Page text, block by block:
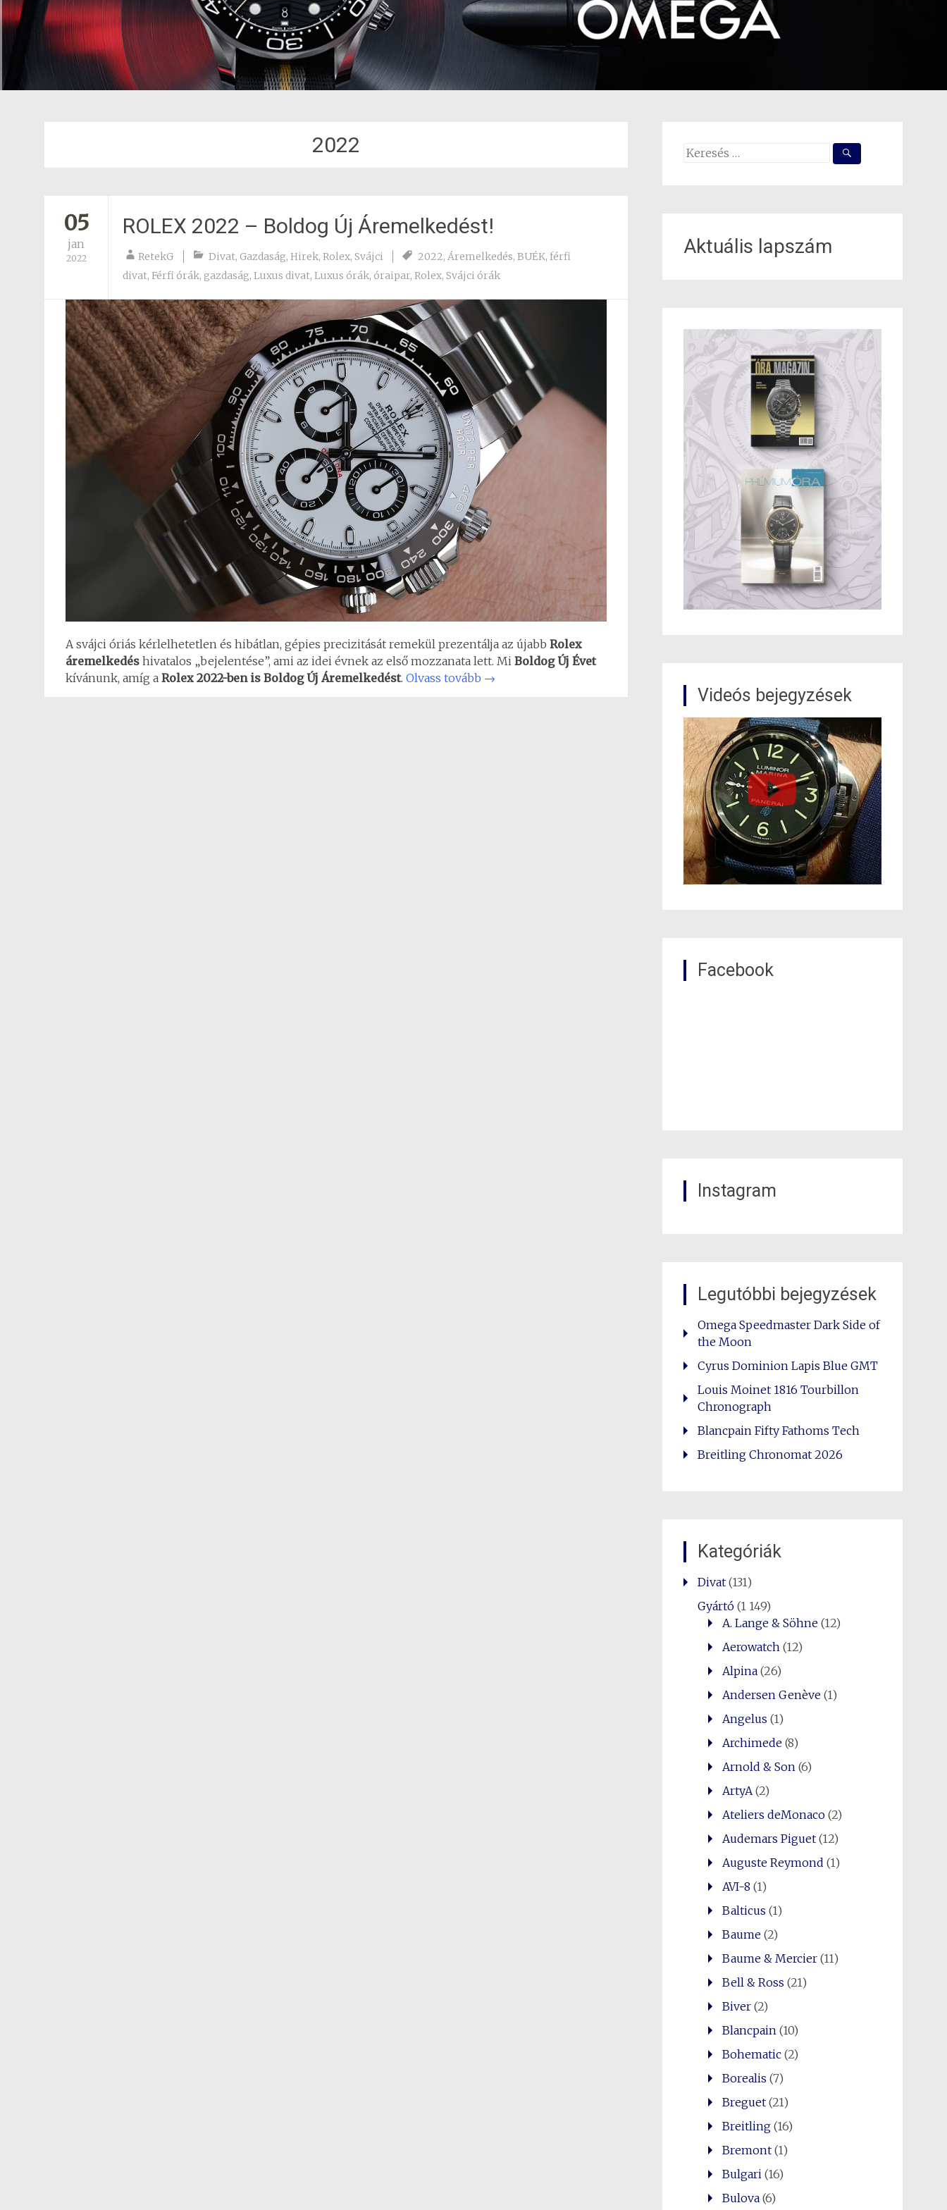
2022
05
jan
2022
ROLEX 2022 – Boldog Új Áremelkedést!
RetekG Divat, Gazdaság, Hirek, Rolex, Svájci 2022, Áremelkedés, BUÉK, férfi
divat, Férfi órák, gazdaság, Luxus divat, Luxus órák, óraipar, Rolex, Svájci órák
A svájci óriás kérlelhetetlen és hibátlan, gépies precizitását remekül prezentálja az újabb Rolex
áremelkedés hivatalos „bejelentése”, ami az idei évnek az első mozzanata lett. Mi Boldog Új Évet
kívánunk, amíg a Rolex 2022-ben is Boldog Új Áremelkedést. Olvass tovább →
Search
Aktuális lapszám
Videós bejegyzések
Facebook
Instagram
Legutóbbi bejegyzések
Omega Speedmaster Dark Side of
the Moon
Cyrus Dominion Lapis Blue GMT
Louis Moinet 1816 Tourbillon
Chronograph
Blancpain Fifty Fathoms Tech
Breitling Chronomat 2026
Kategóriák
Divat(131)
Gyártó(1 149)
A. Lange & Söhne(12)
Aerowatch (12)
Alpina(26)
Andersen Genève(1)
Angelus (1)
Archimede(8)
Arnold & Son (6)
ArtyA (2)
Ateliers deMonaco(2)
Audemars Piguet(12)
Auguste Reymond (1)
AVI-8 (1)
Balticus (1)
Baume(2)
Baume & Mercier(11)
Bell & Ross (21)
Biver(2)
Blancpain (10)
Bohematic(2)
Borealis (7)
Breguet(21)
Breitling(16)
Bremont(1)
Bulgari (16)
Bulova(6)